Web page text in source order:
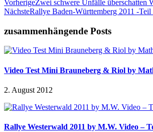
VorherigeZwei schwere Unfälle überschatten
NächsteRallye Baden-Württemberg 2011 -
zusammenhängende Posts
Video Test Mini Brauneberg & Riol by
2. August 2012
Rallye Westerwald 2011 by M.W. Video –